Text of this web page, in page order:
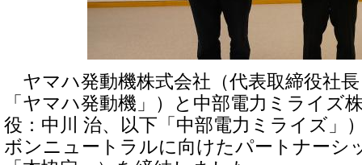
ヤマハ発動機株式会社（代表取締役社
「ヤマハ発動機」）と中部電力ミライズ
役：中川 治、以下「中部電力ミライズ」
ボンニュートラルに向けたパートナーシ